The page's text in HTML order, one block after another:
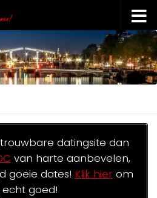
datingsite dan
van harte aanbevelen,
goeie dates! Klik hierom
echt goed!